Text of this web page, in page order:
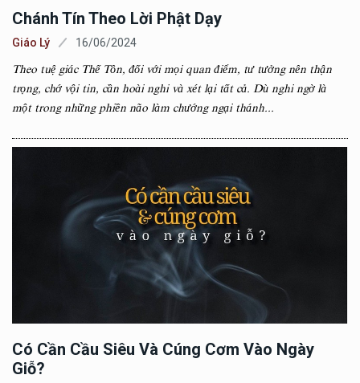
Chánh Tín Theo Lời Phật Dạy
Giáo Lý 16/06/2024
Theo tuệ giác Thế Tôn, đối với mọi quan điểm, tư tưởng nên thận
trọng, chớ vội tin, cần hoài nghi và xét lại tất cả. Dù nghi ngờ là
một trong những phiền não làm chướng ngại thánh...
Có Cần Cầu Siêu Và Cúng Cơm Vào Ngày
Giỗ?